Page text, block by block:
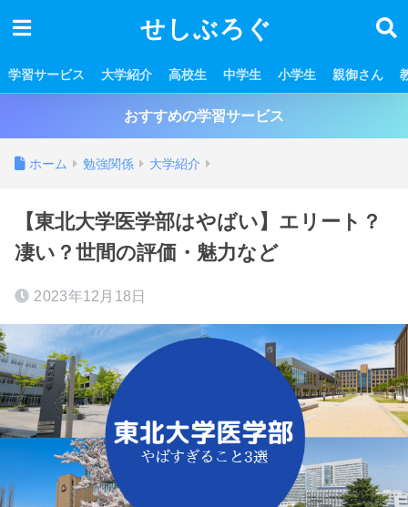
せしぶろぐ
学習サービス 大学紹介 高校生 中学生 小学生 親御さん
おすすめの学習サービス
ホーム 勉強関係 大学紹介
【東北大学医学部はやばい】エリート？
凄い？世間の評価・魅力など
2023年12月18日